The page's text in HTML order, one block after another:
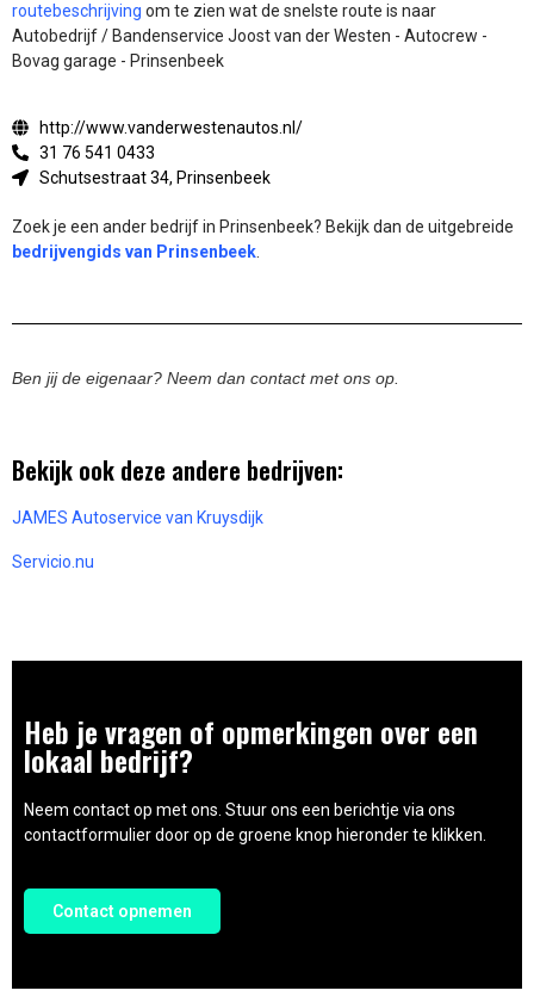
routebeschrijving om te zien wat de snelste route is naar
Autobedrijf / Bandenservice Joost van der Westen - Autocrew -
Bovag garage - Prinsenbeek
http://www.vanderwestenautos.nl/
31 76 541 0433
Schutsestraat 34, Prinsenbeek
Zoek je een ander bedrijf in Prinsenbeek? Bekijk dan de uitgebreide
bedrijvengids van Prinsenbeek
Ben jij de eigenaar? Neem dan contact met ons op.
Bekijk ook deze andere bedrijven:
JAMES Autoservice van Kruysdijk
Servicio.nu
Heb je vragen of opmerkingen over een
lokaal bedrijf?
Neem contact op met ons. Stuur ons een berichtje via ons
contactformulier door op de groene knop hieronder te klikken.
Contact opnemen